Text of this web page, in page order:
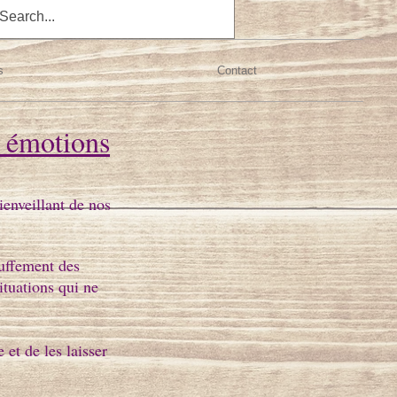
Contact
de nos
des
qui ne
et de les laisser